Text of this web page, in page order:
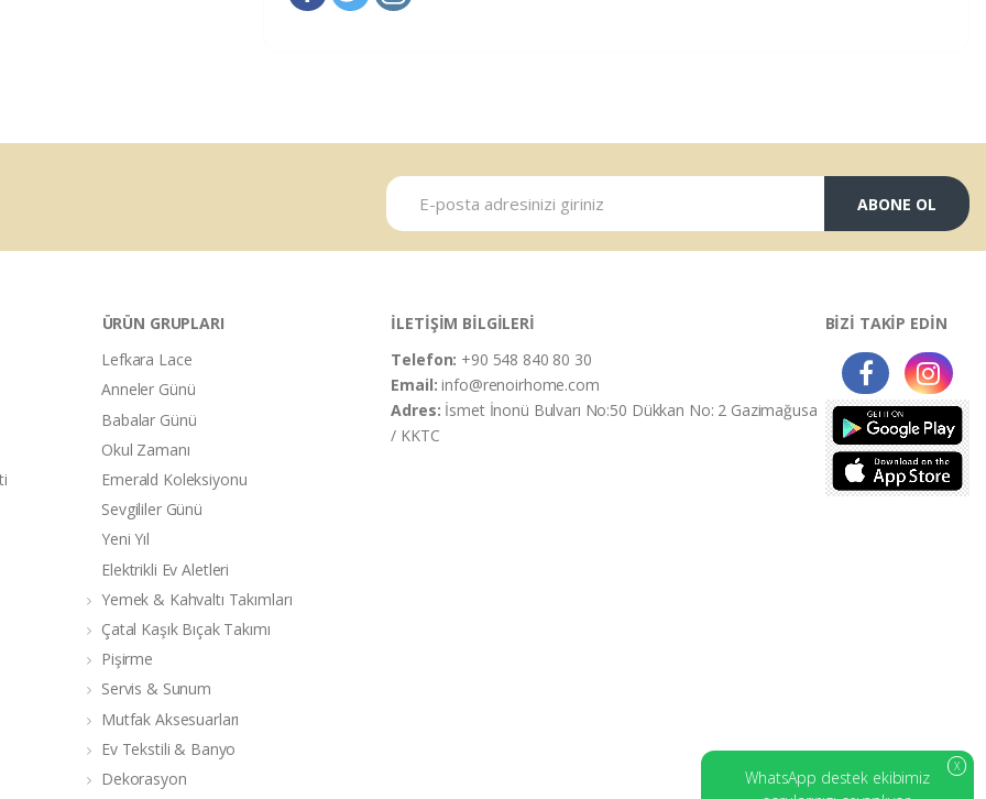
ABONE OL
ÜRÜN GRUPLARI
Lefkara Lace
Anneler Günü
Babalar Günü
Okul Zamanı
Emerald Koleksiyonu
Sevgililer Günü
Yeni Yıl
Elektrikli Ev Aletleri
Yemek & Kahvaltı Takımları
Çatal Kaşık Bıçak Takımı
Pişirme
Servis & Sunum
Mutfak Aksesuarları
Ev Tekstili & Banyo
Dekorasyon
İLETİŞİM BİLGİLERİ
Telefon: +90 548 840 80 30
Email:info@renoirhome.com
Adres: İsmet İnonü Bulvarı No:50 Dükkan No: 2 Gazimağusa
/ KKTC
BİZİ TAKİP EDİN
X
WhatsApp destek ekibimiz